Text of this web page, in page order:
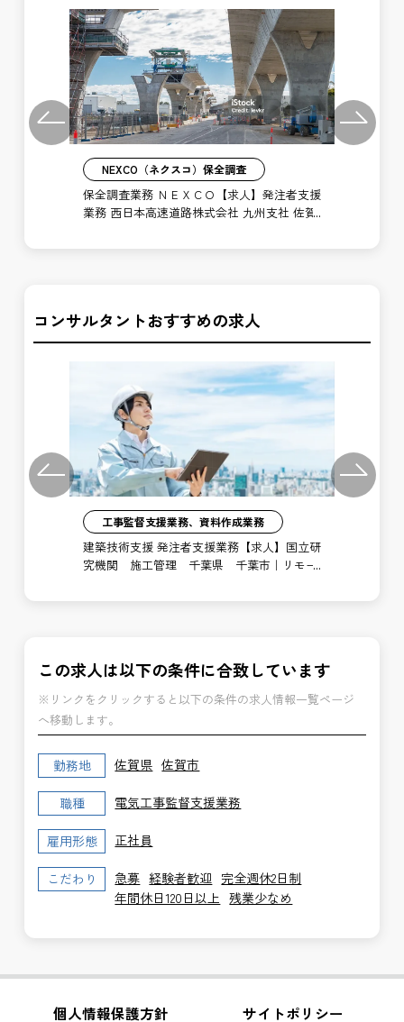
Previous
NEXCO（ネクスコ）保全調査
保全調査業務 ＮＥＸＣＯ【求人】発注者支援
業務 西日本高速道路株式会社 九州支社 佐賀
Next
コンサルタントおすすめの求人
Previous
工事監督支援業務、資料作成業務
建築技術支援 発注者支援業務【求人】国立研
究機関 施工管理 千葉県 千葉市｜リモー
Next
この求人は以下の条件に合致しています
※リンクをクリックすると以下の条件の求人情報一覧ページ
へ移動します。
勤務地 佐賀県 佐賀市
職種 電気工事監督支援業務
雇用形態 正社員
こだわり 急募 経験者歓迎 完全週休2日制
年間休日120日以上 残業少なめ
個人情報保護方針 サイトポリシー